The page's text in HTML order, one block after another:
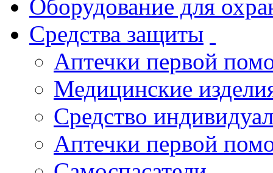
Оборудование для
Средства защиты
Аптечки первой
Медицинские
Средство
Аптечки первой